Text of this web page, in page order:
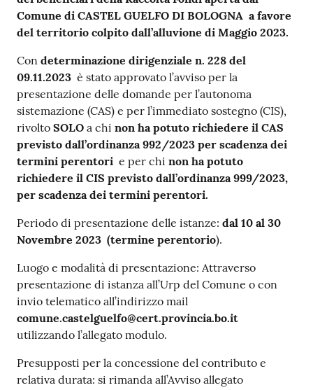
su
Comune di CASTEL GUELFO DI BOLOGNA a favore
del territorio colpito dall’alluvione di Maggio 2023.
Con determinazione dirigenziale n. 228 del
09.11.2023 è stato approvato l’avviso per la
presentazione delle domande per l’autonoma
sistemazione (CAS) e per l’immediato sostegno (CIS),
rivolto SOLO a chi non ha potuto richiedere il CAS
previsto dall’ordinanza 992/2023 per scadenza dei
termini perentori e per chi non ha potuto
richiedere il CIS previsto dall’ordinanza 999/2023,
per scadenza dei termini perentori.
Periodo di presentazione delle istanze: dal 10 al 30
Novembre 2023 (termine perentorio).
Luogo e modalità di presentazione: Attraverso
presentazione di istanza all’Urp del Comune o con
invio telematico all’indirizzo mail
comune.castelguelfo@cert.provincia.bo.it
utilizzando l’allegato modulo.
Presupposti per la concessione del contributo e
relativa durata: si rimanda all’Avviso allegato